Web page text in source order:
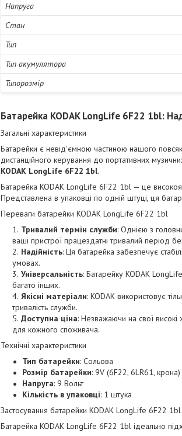
Напруга
Стан
Тип
Тип акумулятора
Типорозмір
Батарейка KODAK LongLife 6F22 1bl:
Загальні характеристики
Батарейки є невід'ємною частиною нашого
дистанційного керування до портативних
KODAK LongLife 6F22 1bl.
Батарейка KODAK LongLife 6F22 1bl — це
Представлена в упаковці по одній штуці, ця
Переваги батарейки KODAK LongLife 6F22 1bl
Тривалий термін служби: Однією з
ваші пристрої працездатні тривалий період
Надійність: Ця батарейка забезпечує
умовах.
Універсальність: Батарейку KODAK
багато інших.
Якісні матеріали: KODAK використовує
тривалість служби.
Доступна ціна: Незважаючи на свої
для кожного споживача.
Технічні характеристики
Тип батарейки: Сольова
Розмір батарейки: 9V (6F22, 6LR61, крона)
Напруга: 9 Вольт
Кількість в упаковці: 1 штука
Застосування батарейки KODAK LongLife 6F22 1bl
Батарейка KODAK LongLife 6F22 1bl ідеально